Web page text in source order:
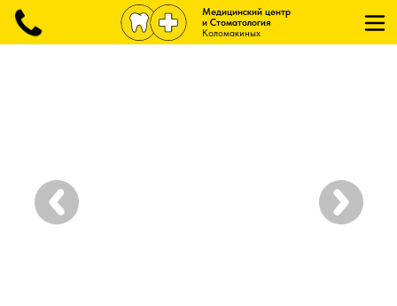
Медицинский центр
и Стоматология
Коломакиных